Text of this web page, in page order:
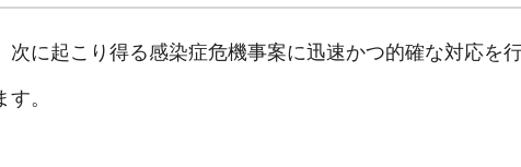
に起こり得る感染症危機事案に迅速かつ的確な対応を
。